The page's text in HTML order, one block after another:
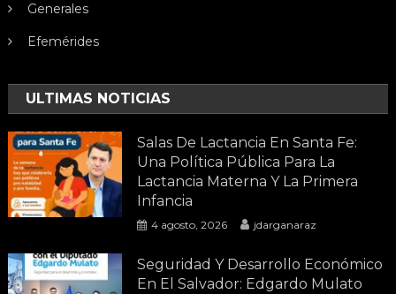
Generales
Efemérides
ULTIMAS NOTICIAS
Salas De Lactancia En Santa Fe:
Una Política Pública Para La
Lactancia Materna Y La Primera
Infancia
4 agosto, 2026 jdarganaraz
Seguridad Y Desarrollo Económico
En El Salvador: Edgardo Mulato